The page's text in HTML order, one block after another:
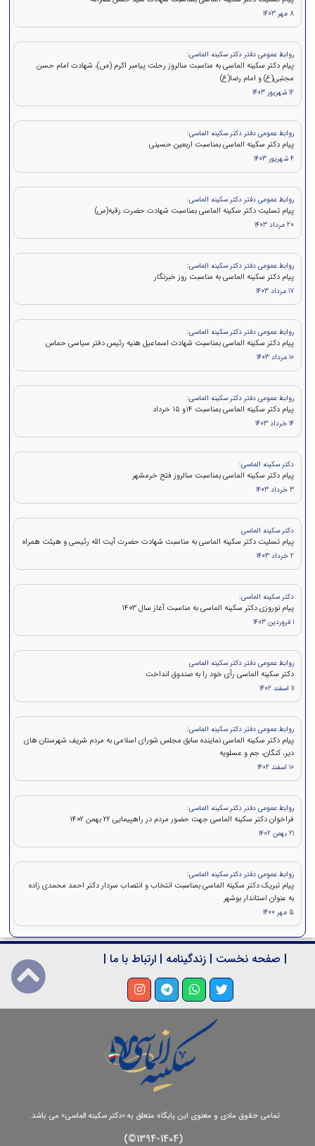
8 مهر 1403
روابط عمومی دفتر دکتر سکینه الماسی:
پیام دکتر سکینه الماسی به مناسبت سالروز رحلت پیامبر اکرم (ص)، شهادت امام حسن
مجتبی(ع) و امام رضا(ع)
12 شهریور 1403
روابط عمومی دفتر دکتر سکینه الماسی:
پیام دکتر سکینه الماسی بمناسبت اربعین حسینی
4 شهریور 1403
روابط عمومی دفتر دکتر سکینه الماسی:
پیام تسلیت دکتر سکینه الماسی بمناسبت شهادت حضرت رقیه(س)
20 مرداد 1403
روابط عمومی دفتر دکتر سکینه الماسی:
پیام دکتر سکینه الماسی به مناسبت روز خبرنگار
17 مرداد 1403
روابط عمومی دفتر دکتر سکینه الماسی:
پيام دكتر سكينه الماسی بمناسبت شهادت اسماعیل هنیه رئیس دفتر سیاسی حماس
10 مرداد 1403
روابط عمومی دفتر دکتر سکینه الماسی:
پيام دكتر سکینه الماسی بمناسبت ۱۴و ۱۵ خرداد
14 خرداد 1403
دکتر سکینه الماسی:
پیام دکتر سکینه الماسی بمناسبت سالروز فتح خرمشهر
3 خرداد 1403
دکتر سکینه الماسی
پیام تسلیت دکتر سکینه الماسی به مناسبت شهادت حضرت آیت الله رئیسی و هیئت همراه
2 خرداد 1403
دکتر سکینه الماسی:
پیام نوروزی دکتر سکینه الماسی به مناسبت آغاز سال 1403
1 فروردین 1403
روابط عمومی دفتر دکتر سکینه الماسی
دکتر سکینه الماسی رأی خود را به صندوق انداخت
11 اسفند 1402
روابط عمومی دفتر دکتر سکینه الماسی:
پیام دکتر سکینه الماسی نماینده سابق مجلس شورای اسلامی به مردم شریف شهرستان های
دیر، کنگان، جم و عسلویه
10 اسفند 1402
روابط عمومی دفتر دکتر سکینه الماسی:
فراخوان دکتر سکینه الماسی جهت حضور مردم در راهپیمایی ۲۲ بهمن 1402
21 بهمن 1402
روابط عمومی دفتر دکتر سکینه الماسی:
پیام تبریک دکتر سکینه الماسی بمناسبت انتخاب و انتصاب سردار دکتر احمد محمدی زاده
به عنوان استاندار بوشهر
5 مهر 1400
| صفحه نخست | زندگینامه | ارتباط با ما |
تمامی حقوق مادی و معنوی این پایگاه متعلق به «دکتر سکینه الماسی» می باشد.
(1394-1404©)